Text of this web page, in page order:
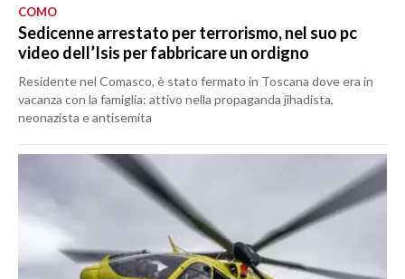
COMO
Sedicenne arrestato per terrorismo, nel suo pc
video dell’Isis per fabbricare un ordigno
Residente nel Comasco, è stato fermato in Toscana dove era in
vacanza con la famiglia: attivo nella propaganda jihadista,
neonazista e antisemita